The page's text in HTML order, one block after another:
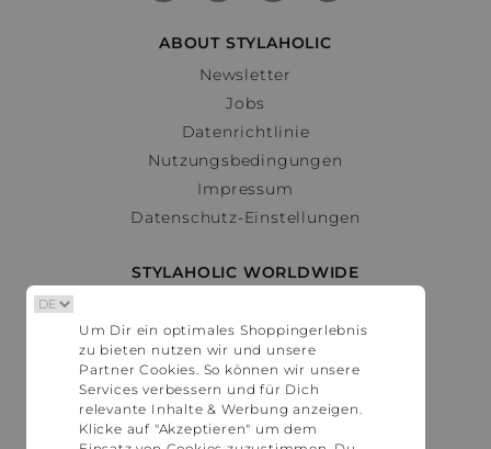
ABOUT STYLAHOLIC
Newsletter
Jobs
Datenrichtlinie
Nutzungsbedingungen
Impressum
Datenschutz-Einstellungen
STYLAHOLIC WORLDWIDE
Österreich
Schweiz
France
United States
Um Dir ein optimales Shoppingerlebnis
zu bieten nutzen wir und unsere
Partner Cookies. So können wir unsere
Services verbessern und für Dich
relevante Inhalte & Werbung anzeigen.
Klicke auf "Akzeptieren" um dem